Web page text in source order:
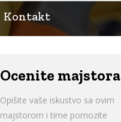
Kontakt
Ocenite majstora
Opišite vaše iskustvo sa ovim
majstorom i time pomozite